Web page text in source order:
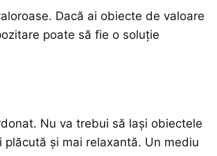
Dacă ai obiecte de valoare
poate să fie o soluție
Nu va trebui să lași obiectele
și mai relaxantă. Un mediu